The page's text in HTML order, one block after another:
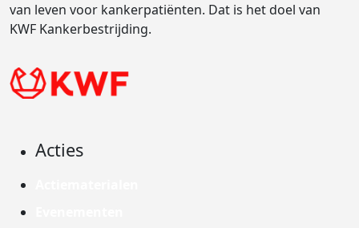
van leven voor kankerpatiënten. Dat is het doel van
KWF Kankerbestrijding.
Acties